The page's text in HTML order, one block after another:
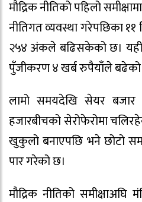
मौद्रिक नीतिको पहिलो
नीतिगत व्यवस्था गरेपछिका
२५४ अंकले बढिसकेको छ।
पुँजीकरण ४ खर्ब रुपैयाँले
लामो समयदेखि सेयर
हजारबीचको सेरोफेरोमा
खुकुलो बनाएपछि भने छोटो
पार गरेको छ।
मौद्रिक नीतिको